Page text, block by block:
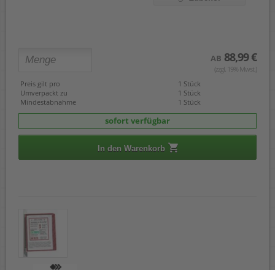
AB 88,99 €
(zzgl. 19% Mwst.)
Preis gilt pro
1 Stück
Umverpackt zu
1 Stück
Mindestabnahme
1 Stück
sofort verfügbar
In den Warenkorb